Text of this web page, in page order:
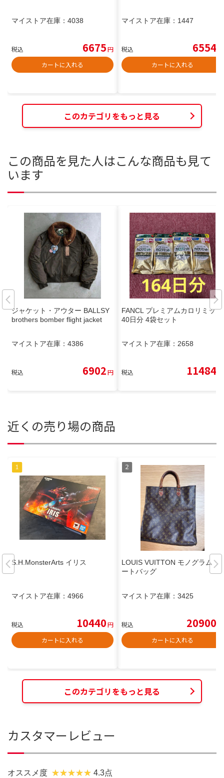
マイストア在庫： 4038
税込 6675円
カートに入れる
マイストア在庫： 1447
税込 6554
カートに入れる
このカテゴリをもっと見る
この商品を見た人はこんな商品も見て
います
ジャケット・アウター BALLSY
brothers bomber flight jacket
マイストア在庫： 4386
税込 6902円
FANCL プレミアムカロリミット
40日分 4袋セット
マイストア在庫： 2658
税込 11484
近くの売り場の商品
S.H.MonsterArts イリス
マイストア在庫： 4966
税込 10440円
カートに入れる
LOUIS VUITTON モノグラム ト
ートバッグ
マイストア在庫： 3425
税込 20900
カートに入れる
このカテゴリをもっと見る
カスタマーレビュー
オススメ度 4.3点